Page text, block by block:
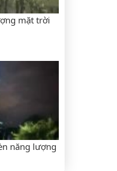
mặt trời
năng lượng